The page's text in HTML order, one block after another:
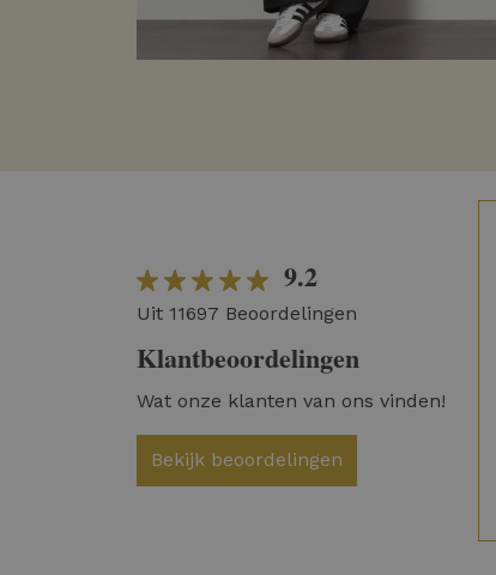
9.2
Uit 11697 Beoordelingen
Klantbeoordelingen
Wat onze klanten van ons vinden!
Bekijk beoordelingen